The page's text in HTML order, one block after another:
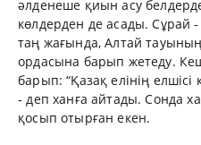
әлденеше қиын асу
көлдерден де асады. Сұрай
таң жағында, Алтай
ордасына барып жетеду.
барып: “Қазақ елінің елшісі
- деп ханға айтады. Сонда
қосып отырған екен.